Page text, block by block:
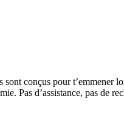
conçus pour t’emmener
Pas d’assistance, pas de